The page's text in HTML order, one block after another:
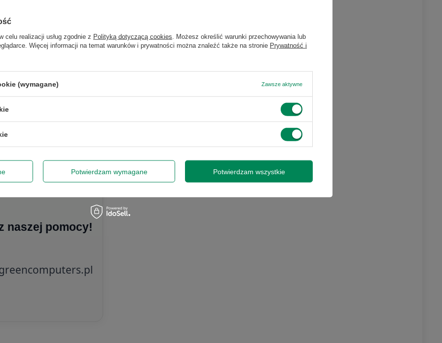
naszej pomocy!
celu realizacji usług zgodnie z Polityką dotyczącą cookies . Możesz określić warunki przechowywania lub
Więcej informacji na temat warunków i prywatności można znaleźć także na stronie Prywatność i
(wymagane) Zawsze aktywne
Potwierdzam wymagane Potwierdzam wszystkie